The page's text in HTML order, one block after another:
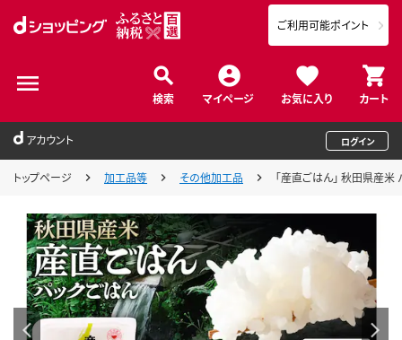
検索 マイページ お気に入り カート
ご利用可能ポイント
アカウント ログイン
トップページ 加工品等 その他加工品 「産直ごはん」 秋田県産